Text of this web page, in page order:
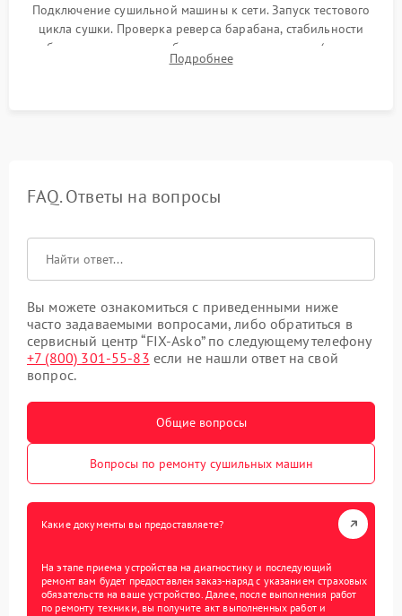
Подключение сушильной машины к сети. Запуск тестового
цикла сушки. Проверка реверса барабана, стабильности
набора температуры, работы дренажного насоса (откачка
конденсата) и отсутствия посторонних скрипов, стуков или
Подробнее
FAQ. Ответы на вопросы
Вы можете ознакомиться с приведенными ниже
часто задаваемыми вопросами, либо обратиться в
сервисный центр “FIX-Asko” по следующему телефону
+7 (800) 301-55-83 если не нашли ответ на свой
вопрос.
Общие вопросы
Вопросы по ремонту сушильных машин
Какие документы вы предоставляете?
На этапе приема устройства на диагностику и последующий
ремонт вам будет предоставлен заказ-наряд с указанием страховых
обязательств на ваше устройство. Далее, после выполнения работ
по ремонту техники, вы получите акт выполненных работ и